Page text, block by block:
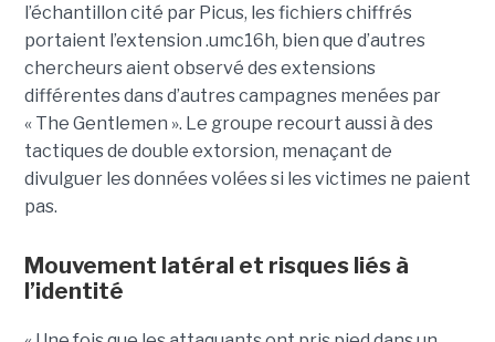
l’échantillon cité par Picus, les fichiers chiffrés
portaient l’extension .umc16h, bien que d’autres
chercheurs aient observé des extensions
différentes dans d’autres campagnes menées par
« The Gentlemen ». Le groupe recourt aussi à des
tactiques de double extorsion, menaçant de
divulguer les données volées si les victimes ne paient
pas.
Mouvement latéral et risques liés à
l’identité